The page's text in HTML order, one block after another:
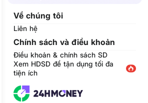
Về chúng tôi
Liên hệ
Chính sách và điều khoản
Điều khoản & chính sách SD
Xem HDSD để tận dụng tối đa
tiện ích